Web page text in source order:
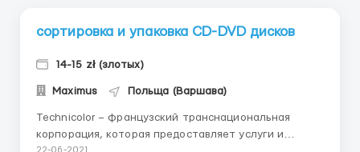
сортировка и упаковка CD-DVD дисков
14-15 zł (злотых)
Maximus Польща (Варшава)
Technicolor – французский транснациональная
корпорация, которая предоставляет услуги и
22-06-2021